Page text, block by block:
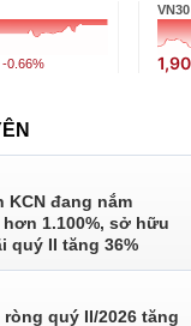
-0.66%
VN30
KCN đang nắm
1.100%, sở hữu
quý II tăng 36%
ròng quý II/2026 tăng